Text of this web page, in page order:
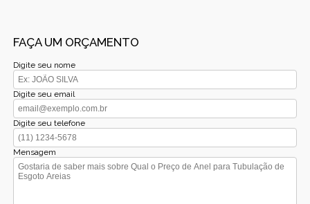
FAÇA UM ORÇAMENTO
Digite seu nome
Digite seu email
Digite seu telefone
Mensagem